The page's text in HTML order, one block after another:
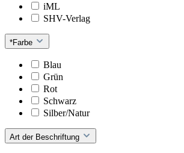
iML
SHV-Verlag
*Farbe
Blau
Grün
Rot
Schwarz
Silber/Natur
Art der Beschriftung